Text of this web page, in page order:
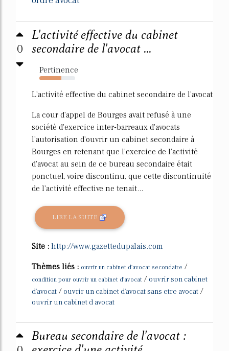
0
L'activité effective du cabinet
secondaire de l'avocat ...
Pertinence
62%
L'activité effective du cabinet secondaire de l'avocat
La cour d'appel de Bourges avait refusé à une
société d'exercice inter-barreaux d'avocats
l'autorisation d'ouvrir un cabinet secondaire à
Bourges en retenant que l'exercice de l'activité
d'avocat au sein de ce bureau secondaire était
ponctuel, voire discontinu, que cette discontinuité
de l'activité effective ne tenait...
LIRE LA SUITE
Site : http://www.gazettedupalais.com
Thèmes liés : ouvrir un cabinet d'avocat secondaire /
condition pour ouvrir un cabinet d'avocat / ouvrir son cabinet
d'avocat / ouvrir un cabinet d'avocat sans etre avocat /
ouvrir un cabinet d avocat
Bureau secondaire de l'avocat :